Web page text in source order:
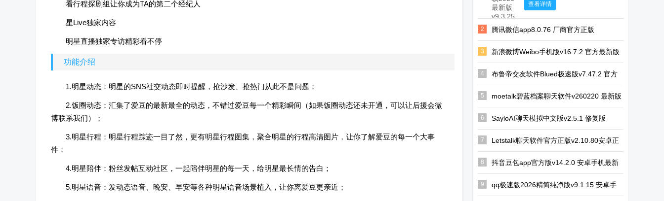
看行程探剧组让你成为TA的第二个经纪人
星Live独家内容
明星直播独家专访精彩看不停
功能介绍
1.明星动态：明星的SNS社交动态即时提醒，抢沙发、抢热门从此不是问题；
2.饭圈动态：汇集了爱豆的最新最全的动态，不错过爱豆每一个精彩瞬间（如果饭圈动态还未开通，可以让后援会微
博联系我们）；
3.明星行程：明星行程踪迹一目了然，更有明星行程图集，聚合明星的行程高清图片，让你了解爱豆的每一个大事
件；
4.明星陪伴：粉丝发帖互动社区，一起陪伴明星的每一天，给明星最长情的告白；
5.明星语音：发动态语音、晚安、早安等各种明星语音场景植入，让你离爱豆更亲近；
Moon Reader
Pro静读天下
专业版
高德地图车机
版6.5.5可调节
声道修改版
析app免费版
G-Stomper
Studio完整付
费版
Remote安卓
版
免费版
查看详情
2 腾讯微信app8.0.76 厂商官方正版
3 新浪微博Weibo手机版v16.7.2 官方最新版
4
布鲁帝交友软件Blued极速版v7.47.2 官方
最新版
5 moetalk碧蓝档案聊天软件v260220 最新版
6 SayloAI聊天模拟中文版v2.5.1 修复版
7
Letstalk聊天软件官方正版v2.10.80安卓正
版
8
抖音豆包app官方版v14.2.0 安卓手机最新
版
9
qq极速版2026精简纯净版v9.1.15 安卓手
机版